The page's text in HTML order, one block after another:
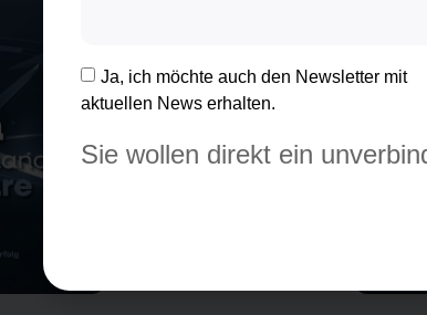
Ja, ich möchte auch den Newsletter mit
aktuellen News erhalten.
Sie wollen direkt ein